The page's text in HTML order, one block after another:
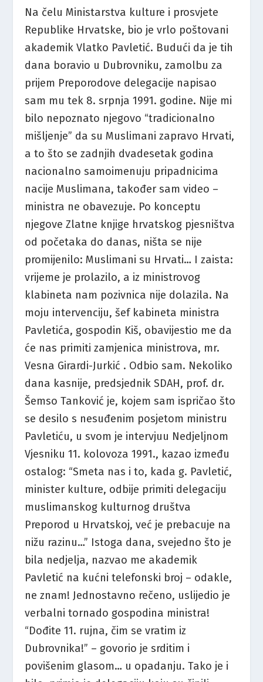
Na čelu Ministarstva kulture i prosvjete
Republike Hrvatske, bio je vrlo poštovani
akademik Vlatko Pavletić. Budući da je tih
dana boravio u Dubrovniku, zamolbu za
prijem Preporodove delegacije napisao
sam mu tek 8. srpnja 1991. godine. Nije mi
bilo nepoznato njegovo “tradicionalno
mišljenje” da su Muslimani zapravo Hrvati,
a to što se zadnjih dvadesetak godina
nacionalno samoimenuju pripadnicima
nacije Muslimana, također sam video –
ministra ne obavezuje. Po konceptu
njegove Zlatne knjige hrvatskog pjesništva
od početaka do danas, ništa se nije
promijenilo: Muslimani su Hrvati… I zaista:
vrijeme je prolazilo, a iz ministrovog
klabineta nam pozivnica nije dolazila. Na
moju intervenciju, šef kabineta ministra
Pavletića, gospodin Kiš, obavijestio me da
će nas primiti zamjenica ministrova, mr.
Vesna Girardi-Jurkić . Odbio sam. Nekoliko
dana kasnije, predsjednik SDAH, prof. dr.
Šemso Tanković je, kojem sam ispričao što
se desilo s nesuđenim posjetom ministru
Pavletiću, u svom je intervjuu Nedjeljnom
Vjesniku 11. kolovoza 1991., kazao između
ostalog: “Smeta nas i to, kada g. Pavletić,
minister kulture, odbije primiti delegaciju
muslimanskog kulturnog društva
Preporod u Hrvatskoj, već je prebacuje na
nižu razinu…” Istoga dana, svejedno što je
bila nedjelja, nazvao me akademik
Pavletić na kućni telefonski broj – odakle,
ne znam! Jednostavno rečeno, uslijedio je
verbalni tornado gospodina ministra!
“Dođite 11. rujna, čim se vratim iz
Dubrovnika!” – govorio je srditim i
povišenim glasom… u opadanju. Tako je i